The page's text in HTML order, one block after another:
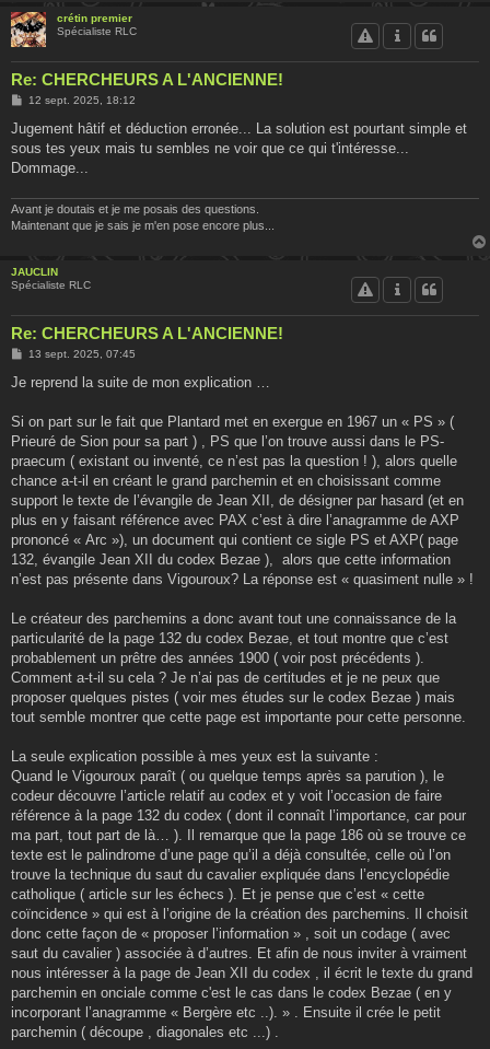
crétin premier
Spécialiste RLC
Re: CHERCHEURS A L'ANCIENNE!
M
s
s
a
g
12 sept. 2025, 18:12
Jugement hâtif et déduction erronée... La solution est pourtant simple et
sous tes yeux mais tu sembles ne voir que ce qui t'intéresse...
Dommage...
Avant je doutais et je me posais des questions.
Maintenant que je sais je m'en pose encore plus...
JAUCLIN
Spécialiste RLC
Re: CHERCHEURS A L'ANCIENNE!
M
s
g
13 sept. 2025, 07:45
Je reprend la suite de mon explication …
Si on part sur le fait que Plantard met en exergue en 1967 un « PS » (
Prieuré de Sion pour sa part ) , PS que l’on trouve aussi dans le PS-
praecum ( existant ou inventé, ce n’est pas la question ! ), alors quelle
chance a-t-il en créant le grand parchemin et en choisissant comme
support le texte de l’évangile de Jean XII, de désigner par hasard (et en
plus en y faisant référence avec PAX c’est à dire l’anagramme de AXP
prononcé « Arc »), un document qui contient ce sigle PS et AXP( page
132, évangile Jean XII du codex Bezae ), alors que cette information
n’est pas présente dans Vigouroux? La réponse est « quasiment nulle » !
Le créateur des parchemins a donc avant tout une connaissance de la
particularité de la page 132 du codex Bezae, et tout montre que c’est
probablement un prêtre des années 1900 ( voir post précédents ).
Comment a-t-il su cela ? Je n’ai pas de certitudes et je ne peux que
proposer quelques pistes ( voir mes études sur le codex Bezae ) mais
tout semble montrer que cette page est importante pour cette personne.
La seule explication possible à mes yeux est la suivante :
Quand le Vigouroux paraît ( ou quelque temps après sa parution ), le
codeur découvre l’article relatif au codex et y voit l’occasion de faire
référence à la page 132 du codex ( dont il connaît l’importance, car pour
ma part, tout part de là… ). Il remarque que la page 186 où se trouve ce
texte est le palindrome d’une page qu’il a déjà consultée, celle où l’on
trouve la technique du saut du cavalier expliquée dans l’encyclopédie
catholique ( article sur les échecs ). Et je pense que c’est « cette
coïncidence » qui est à l’origine de la création des parchemins. Il choisit
donc cette façon de « proposer l’information » , soit un codage ( avec
saut du cavalier ) associée à d’autres. Et afin de nous inviter à vraiment
nous intéresser à la page de Jean XII du codex , il écrit le texte du grand
parchemin en onciale comme c'est le cas dans le codex Bezae ( en y
incorporant l’anagramme « Bergère etc ..). » . Ensuite il crée le petit
parchemin ( découpe , diagonales etc ...) .